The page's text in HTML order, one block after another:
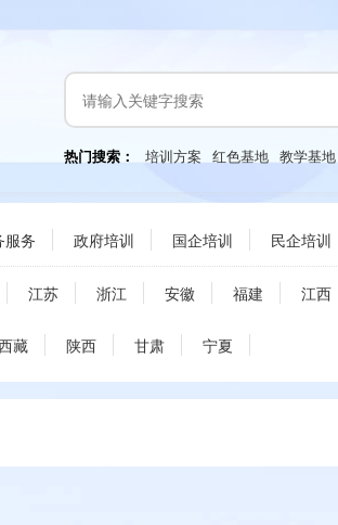
热门搜索： 培训方案 红色基地 教学基地
服务 政府培训 国企培训 民企培训
江苏 浙江 安徽 福建 江西
藏 陕西 甘肃 宁夏